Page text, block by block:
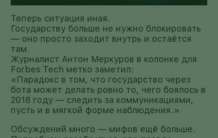
Теперь ситуация иная.
Государству больше не нужно блокировать
— оно просто заходит внутрь и остаётся
там.
Журналист Антон Меркуров в колонке для
Forbes Tech метко заметил:
«Парадокс в том, что государство через
бота может делать ровно то, чего боялось в
2018 году — следить за коммуникациями,
пусть и в мягкой форме наблюдения.»
Обсуждений много — мифов ещё больше.